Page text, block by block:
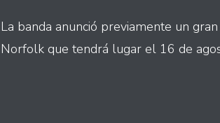
La banda anunció previamente un
Norfolk que tendrá lugar el 16 de